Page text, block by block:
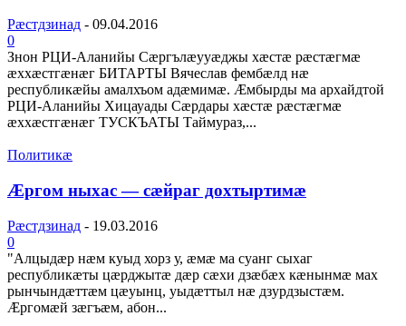
Рæстдзинад - 09.04.2016
0
Знон РЦИ-Аланийы Сæргълæууæджы хæстæ рæстæгмæ
æххæстгæнæг БИТАРТЫ Вячеслав фембæлд нæ
республикæйы амалхъом адæмимæ. Æмбырды ма архайдтой
РЦИ-Аланийы Хицауады Сæрдары хæстæ рæстæгмæ
æххæстгæнæг ТУСКЪАТЫ Таймураз,...
Политикæ
Æргом ныхас — сæйраг дохтыртимæ
Рæстдзинад - 19.03.2016
0
"Алцыдæр нæм куыд хорз у, æмæ ма суанг сыхаг
республикæты цæрджытæ дæр сæхи дзæбæх кæнынмæ мах
рынчындæттæм цæуынц, уыдæттыл нæ дзурдзыстæм.
Æргомæй зæгъæм, абон...